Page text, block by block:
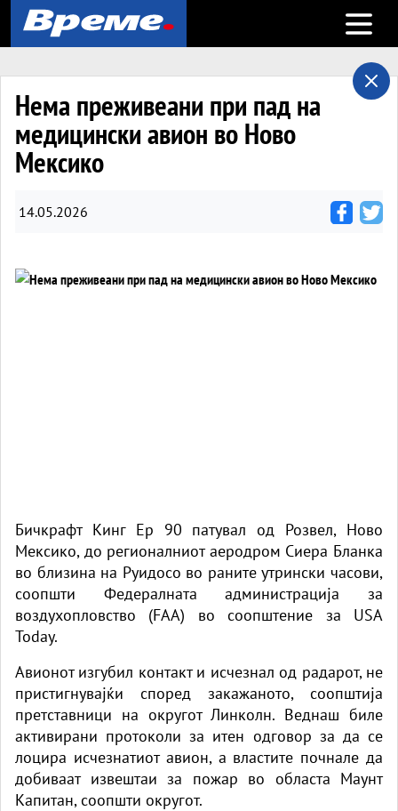
Open
Нема преживеани при пад на
медицински авион во Ново
Мексико
14.05.2026
Бичкрафт Кинг Ер 90 патувал од Розвел, Ново
Мексико, до регионалниот аеродром Сиера Бланка
во близина на Руидосо во раните утрински часови,
соопшти Федералната администрација за
воздухопловство (FAA) во соопштение за USA
Today.
Авионот изгубил контакт и исчезнал од радарот, не
пристигнувајќи според закажаното, соопштија
претставници на округот Линколн. Веднаш биле
активирани протоколи за итен одговор за да се
лоцира исчезнатиот авион, а властите почнале да
добиваат извештаи за пожар во областа Маунт
Капитан, соопшти округот.